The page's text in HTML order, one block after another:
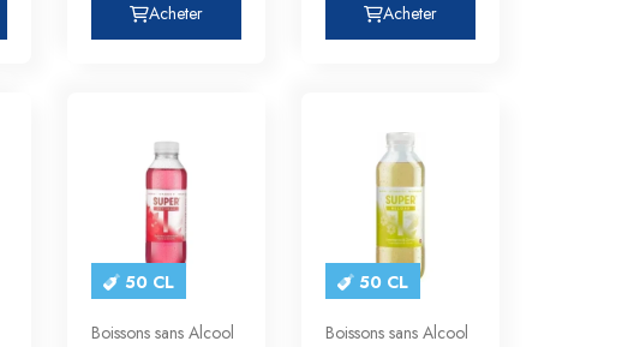
Acheter Acheter
50 CL
Boissons sans Alcool
50 CL
Boissons sans Alcool